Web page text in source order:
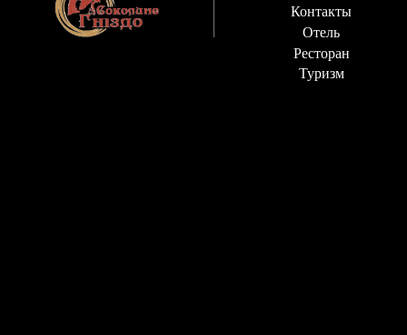
Контакты
Отель
Ресторан
Туризм